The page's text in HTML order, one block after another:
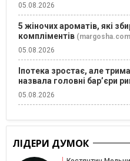
05.08.2026
5 жіночих ароматів, які
компліментів
05.08.2026
Іпотека зростає, але
назвала головні бар’єри
05.08.2026
ЛІДЕРИ ДУМОК